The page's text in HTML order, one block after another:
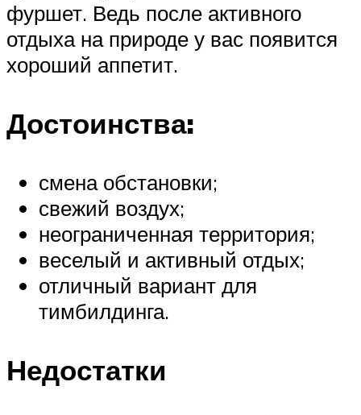
фуршет. Ведь после активного
отдыха на природе у вас появится
хороший аппетит.
Достоинства:
смена обстановки;
свежий воздух;
неограниченная территория;
веселый и активный отдых;
отличный вариант для
тимбилдинга.
Недостатки